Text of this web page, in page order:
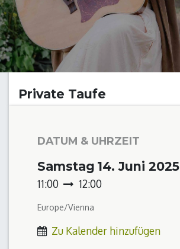
Private Taufe
DATUM & UHRZEIT
Samstag 14. Juni 2025
11:00 12:00
Europe/Vienna
Zu Kalender hinzufügen